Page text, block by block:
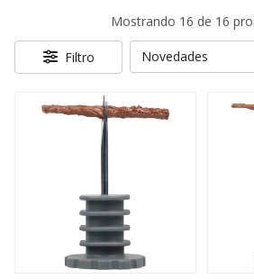
Mostrando 16 de 16
Filtro